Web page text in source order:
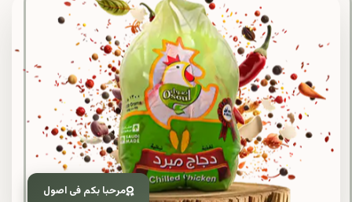
مرحبا بكم فى اصول